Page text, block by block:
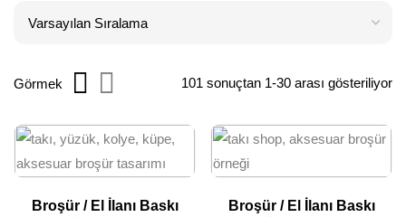
101 sonuçtan 1-30 arası gösteriliyor
Görmek
Broşür / El İlanı Baskı
Broşür / El İlanı Baskı